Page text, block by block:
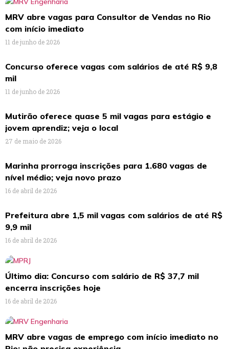
MRV abre vagas para Consultor de Vendas no Rio
com início imediato
11 de junho de 2026
Concurso oferece vagas com salários de até R$ 9,8
mil
11 de junho de 2026
Mutirão oferece quase 5 mil vagas para estágio e
jovem aprendiz; veja o local
27 de maio de 2026
Marinha prorroga inscrições para 1.680 vagas de
nível médio; veja novo prazo
16 de abril de 2026
Prefeitura abre 1,5 mil vagas com salários de até R$
9,9 mil
16 de abril de 2026
Último dia: Concurso com salário de R$ 37,7 mil
encerra inscrições hoje
16 de abril de 2026
MRV abre vagas de emprego com início imediato no